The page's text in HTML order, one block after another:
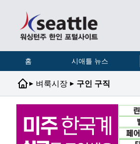
홈 시애틀 뉴스
▸ 벼룩시장 ▸ 구인 구직